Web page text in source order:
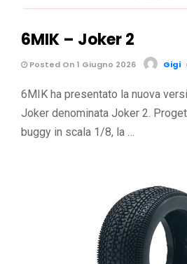
6MIK – Joker 2
Posted On 1 Giugno 2026 Gigi
6MIK ha presentato la nuova
Joker denominata Joker 2.
buggy in scala 1/8, la …